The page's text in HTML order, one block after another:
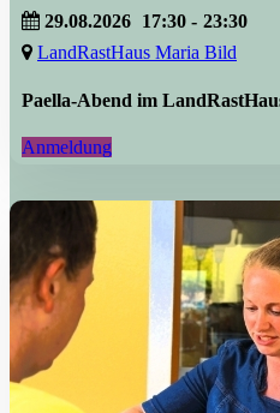
29.08.2026 17:30 - 23:30
LandRastHaus Maria Bild
Paella-Abend im
Anmeldung